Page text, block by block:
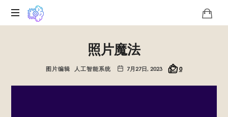
照片魔法
图片编辑 人工智能系统 7月27日, 2023 0